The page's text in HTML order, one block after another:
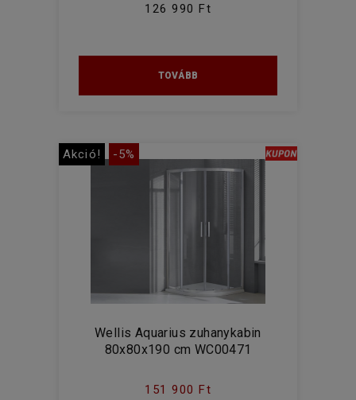
126 990 Ft
TOVÁBB
Akció! -5%
Wellis Aquarius zuhanykabin
80x80x190 cm WC00471
151 900 Ft